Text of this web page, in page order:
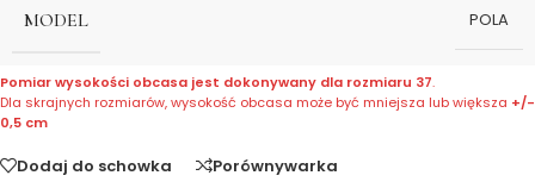
MODEL POLA
Pomiar wysokości obcasa jest dokonywany dla rozmiaru 37.
Dla skrajnych rozmiarów, wysokość obcasa może być mniejsza lub większa +/-
0,5 cm
Dodaj do schowka Porównywarka